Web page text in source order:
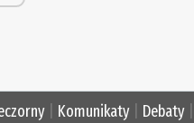
Komunikaty Debaty